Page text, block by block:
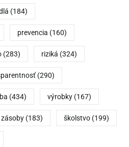
(184)
prevencia (160)
(283) riziká (324)
(290)
(434) výrobky (167)
zásoby (183) školstvo (199)